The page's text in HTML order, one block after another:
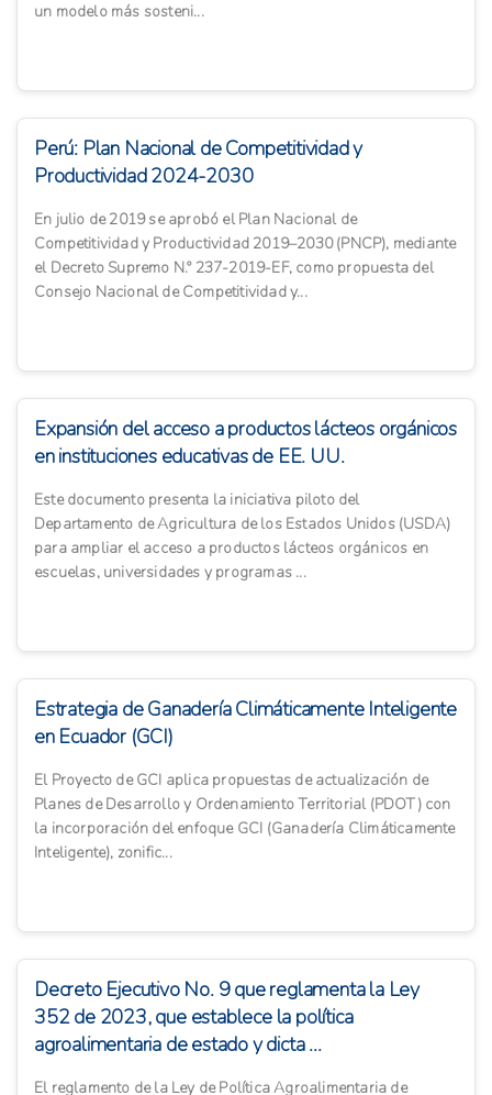
un modelo más sosteni...
Perú: Plan Nacional de Competitividad y
Productividad 2024-2030
En julio de 2019 se aprobó el Plan Nacional de
Competitividad y Productividad 2019–2030 (PNCP), mediante
el Decreto Supremo N.º 237-2019-EF, como propuesta del
Consejo Nacional de Competitividad y...
Expansión del acceso a productos lácteos orgánicos
en instituciones educativas de EE. UU.
Este documento presenta la iniciativa piloto del
Departamento de Agricultura de los Estados Unidos (USDA)
para ampliar el acceso a productos lácteos orgánicos en
escuelas, universidades y programas ...
Estrategia de Ganadería Climáticamente Inteligente
en Ecuador (GCI)
El Proyecto de GCI aplica propuestas de actualización de
Planes de Desarrollo y Ordenamiento Territorial (PDOT) con
la incorporación del enfoque GCI (Ganadería Climáticamente
Inteligente), zonific...
Decreto Ejecutivo No. 9 que reglamenta la Ley
352 de 2023, que establece la política
agroalimentaria de estado y dicta ...
El reglamento de la Ley de Política Agroalimentaria de